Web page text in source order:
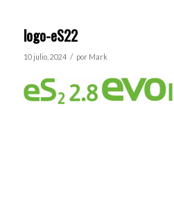
logo-eS22
10 julio, 2024 / por Mark